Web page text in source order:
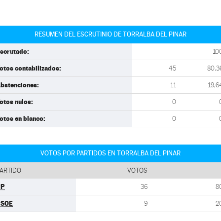
RESUMEN DEL ESCRUTINIO DE TORRALBA DEL PINAR
contabilizados: 45
11
nulos: 0
en blanco: 0
VOTOS POR PARTIDOS EN TORRALBA DEL PINAR
VOTOS
36
9